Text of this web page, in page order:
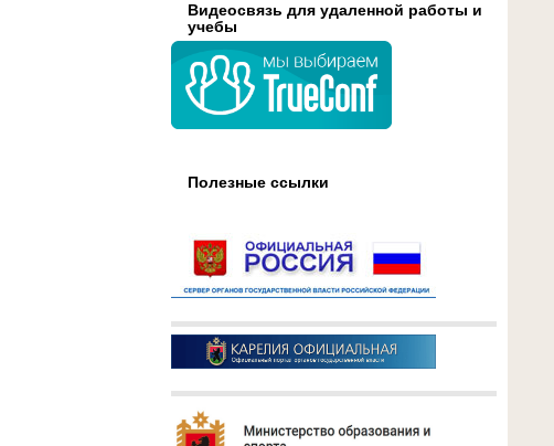
Видеосвязь для удаленной работы и
учебы
Полезные ссылки